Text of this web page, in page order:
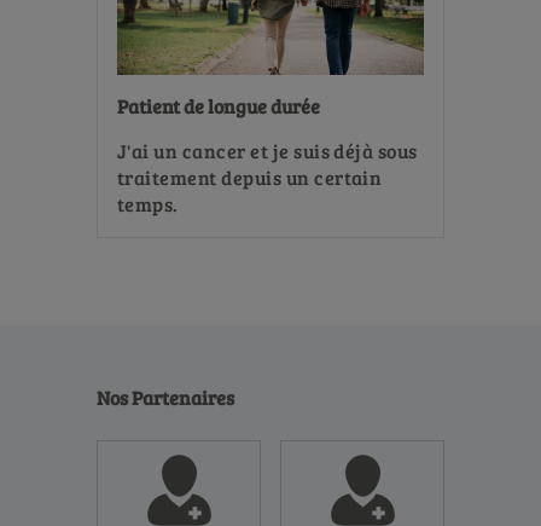
Patient de longue durée
J'ai un cancer et je suis déjà sous
traitement depuis un certain
temps.
Nos Partenaires